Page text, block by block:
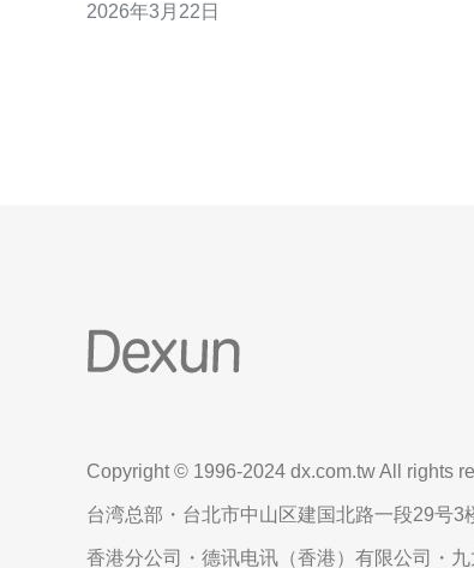
保证链路稳定。本文将逐步说明架构与配置要
2026年3月22日
Copyright © 1996-2024 dx.com.tw All rights
台湾总部・台北市中山区建国北路一段29号3
香港分公司・德讯电讯（香港）有限公司・